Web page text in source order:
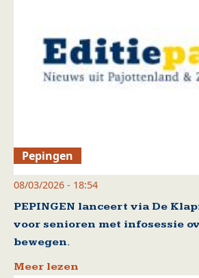
Pepingen
08/03/2026 - 18:54
PEPINGEN lanceert via De
voor senioren met infosessie
bewegen.
Meer lezen